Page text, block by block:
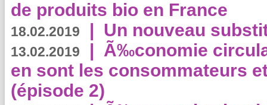
de produits bio en France
18.02.2019 | Un nouveau
13.02.2019 | Ã‰conomie
en sont les consommateurs
(épisode 2)